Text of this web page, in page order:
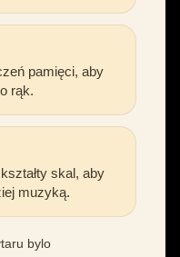
pamięci, aby
rąk.
skal, aby
muzyką.
bylo